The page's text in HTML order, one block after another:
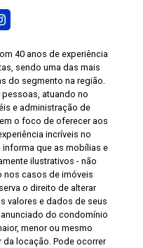
40 anos de experiência
sendo uma das mais
do segmento na região.
atuando no
e administração de
o foco de oferecer aos
incríveis no
que as mobílias e
ilustrativos - não
nos casos de imóveis
o direito de alterar
valores e dados de seus
do condomínio
menor ou mesmo
locação. Pode ocorrer